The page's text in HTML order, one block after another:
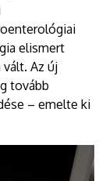
elismert
Az új
tovább
– emelte ki